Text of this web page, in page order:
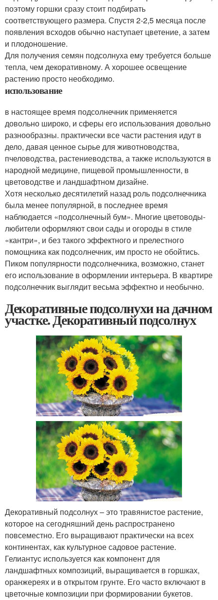
поэтому горшки сразу стоит подбирать
соответствующего размера. Спустя 2-2,5 месяца после
появления всходов обычно наступает цветение, а затем
и плодоношение.
Для получения семян подсолнуха ему требуется больше
тепла, чем декоративному. А хорошее освещение
растению просто необходимо.
использование
в настоящее время подсолнечник применяется
довольно широко, и сферы его использования довольно
разнообразны. практически все части растения идут в
дело, давая ценное сырье для животноводства,
пчеловодства, растениеводства, а также используются в
народной медицине, пищевой промышленности, в
цветоводстве и ландшафтном дизайне.
Хотя несколько десятилетий назад роль подсолнечника
была менее популярной, в последнее время
наблюдается «подсолнечный бум». Многие цветоводы-
любители оформляют свои сады и огороды в стиле
«кантри», и без такого эффектного и прелестного
помощника как подсолнечник, им просто не обойтись.
Пиком популярности подсолнечника, возможно, станет
его использование в оформлении интерьера. В квартире
подсолнечник выглядит весьма эффектно и необычно.
Декоративные подсолнухи на дачном
участке. Декоративный подсолнух
Декоративный подсолнух – это травянистое растение,
которое на сегодняшний день распространено
повсеместно. Его выращивают практически на всех
континентах, как культурное садовое растение.
Гелиантус используется как компонент для
ландшафтных композиций, выращивается в горшках,
оранжереях и в открытом грунте. Его часто включают в
цветочные композиции при формировании букетов.